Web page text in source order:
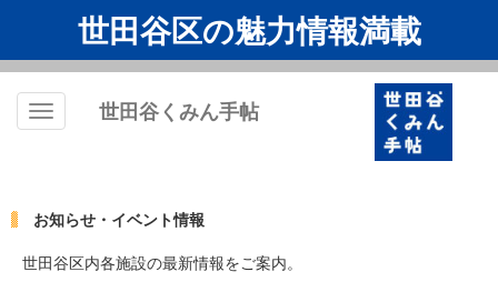
世田谷区の魅力情報満載
Toggle
世田谷くみん手帖
お知らせ・イベント情報
世田谷区内各施設の最新情報をご案内。